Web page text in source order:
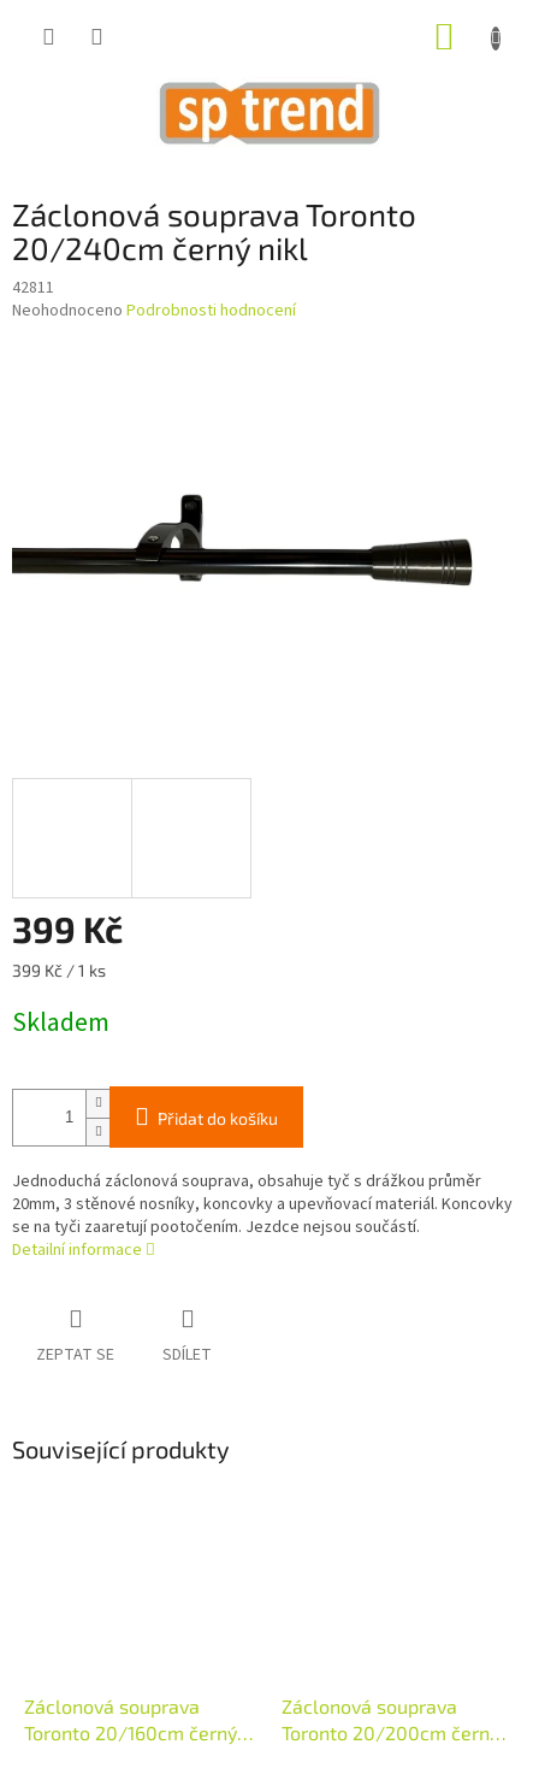
Záclonová souprava Toronto
20/240cm černý nikl
42811
Průměrné
Neohodnoceno Podrobnosti hodnocení
399 Kč
Měrná
399 Kč / 1 ks
Skladem
Přidat do košíku
Jednoduchá záclonová souprava, obsahuje tyč s drážkou průměr
20mm, 3 stěnové nosníky, koncovky a upevňovací materiál. Koncovky
se na tyči zaaretují pootočením. Jezdce nejsou součástí.
Detailní informace
ZEPTAT SE SDÍLET
Související produkty
Záclonová souprava
Toronto 20/160cm černý
Záclonová souprava
Toronto 20/200cm černý